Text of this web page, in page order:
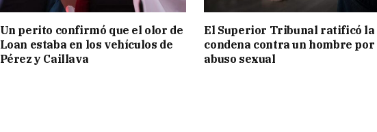
Un perito confirmó que el olor de
Loan estaba en los vehículos de
Pérez y Caillava
El Superior Tribunal ratificó la
condena contra un hombre por
abuso sexual